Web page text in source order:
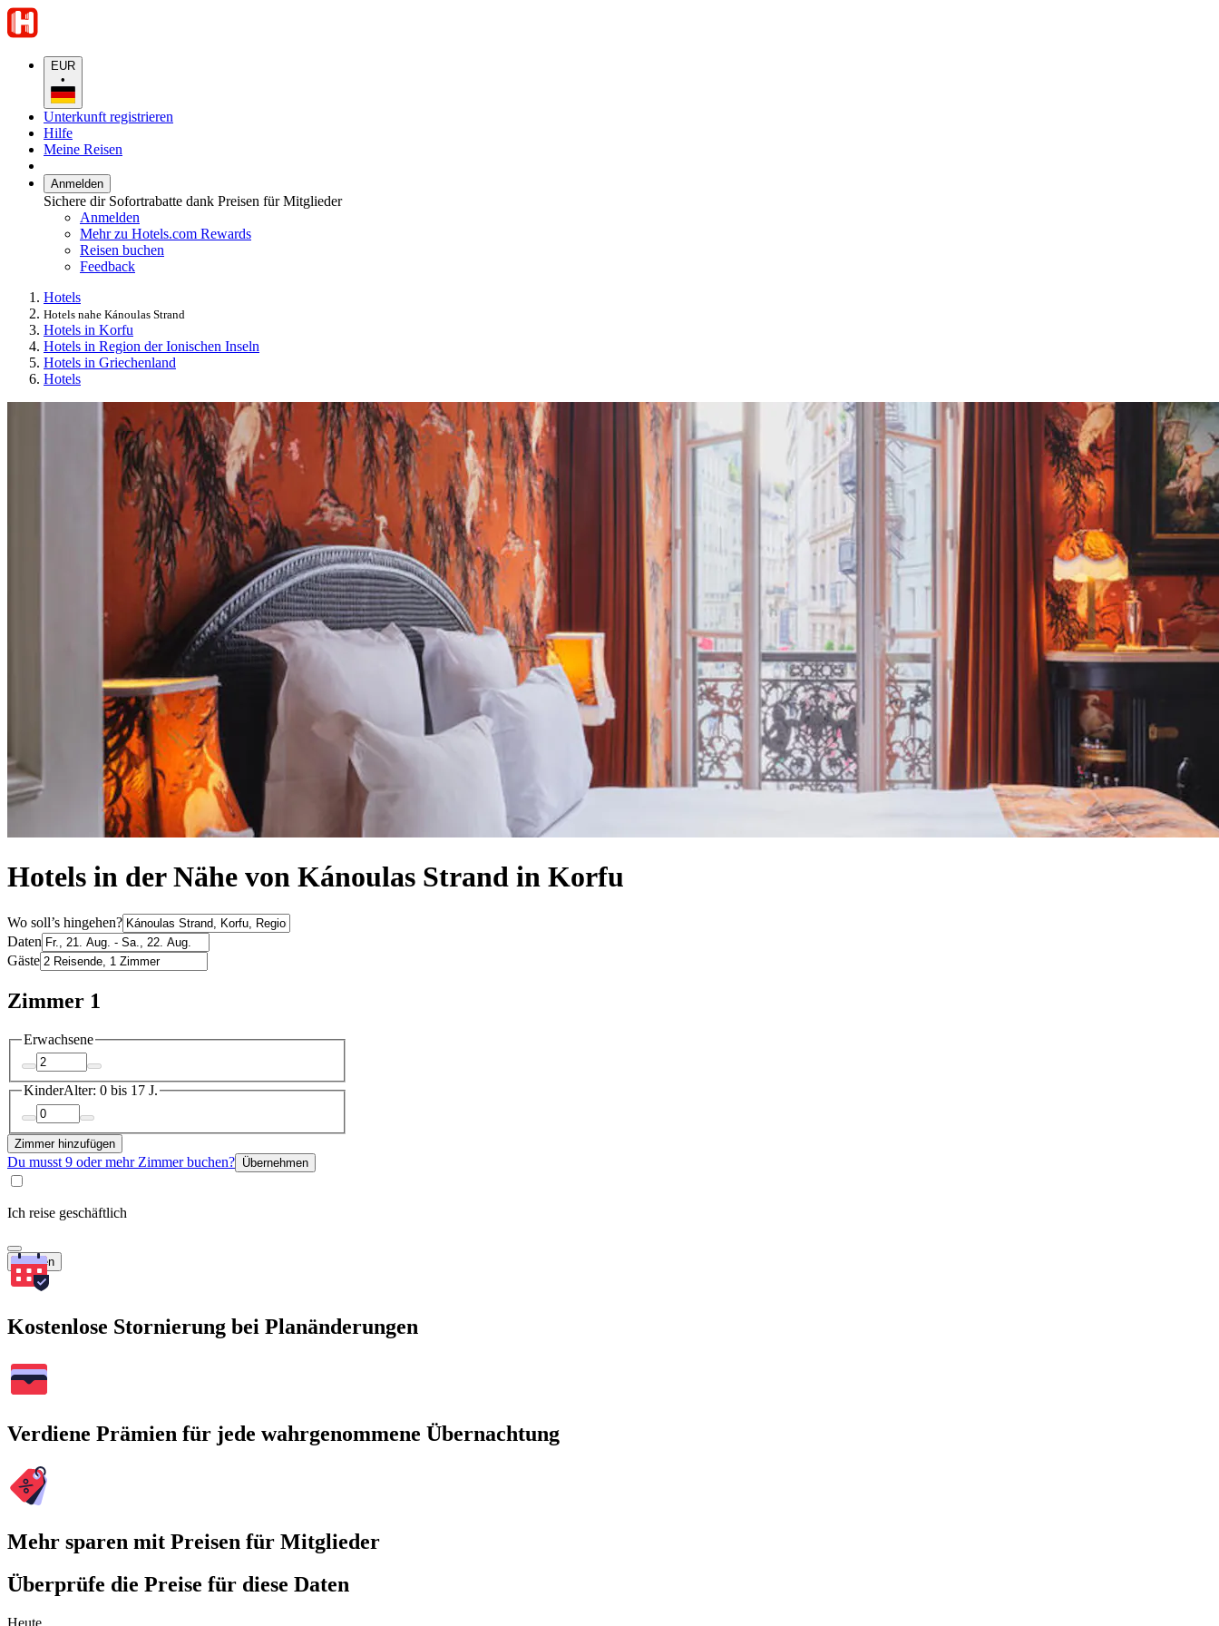
EUR
•
Unterkunft registrieren
Hilfe
Meine Reisen
Anmelden
Sichere dir Sofortrabatte dank Preisen für Mitglieder
Anmelden
Mehr zu Hotels.com Rewards
Reisen buchen
Feedback
Hotels
Hotels nahe Kánoulas Strand
Hotels in Korfu
Hotels in Region der Ionischen Inseln
Hotels in Griechenland
Hotels
Hotels in der Nähe von Kánoulas Strand in Korfu
Wo soll’s hingehen?
Daten
Gäste
Zimmer 1
Erwachsene
KinderAlter: 0 bis 17 J.
Zimmer hinzufügen
Du musst 9 oder mehr Zimmer buchen? Übernehmen
Ich reise geschäftlich
Suchen
Kostenlose Stornierung bei Planänderungen
Verdiene Prämien für jede wahrgenommene Übernachtung
Mehr sparen mit Preisen für Mitglieder
Überprüfe die Preise für diese Daten